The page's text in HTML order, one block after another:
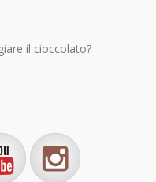
il cioccolato?